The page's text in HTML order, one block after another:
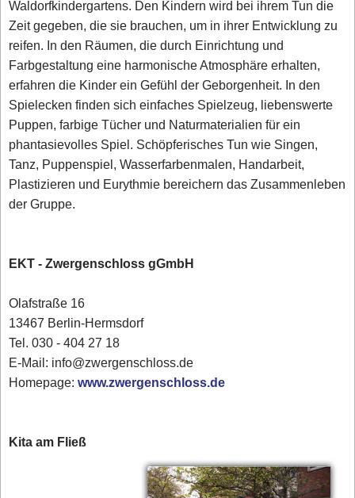
Waldorfkindergartens. Den Kindern wird bei ihrem Tun die
Zeit gegeben, die sie brauchen, um in ihrer Entwicklung zu
reifen. In den Räumen, die durch Einrichtung und
Farbgestaltung eine harmonische Atmosphäre erhalten,
erfahren die Kinder ein Gefühl der Geborgenheit. In den
Spielecken finden sich einfaches Spielzeug, liebenswerte
Puppen, farbige Tücher und Naturmaterialien für ein
phantasievolles Spiel. Schöpferisches Tun wie Singen,
Tanz, Puppenspiel, Wasserfarbenmalen, Handarbeit,
Plastizieren und Eurythmie bereichern das Zusammenleben
der Gruppe.
EKT - Zwergenschloss gGmbH
Olafstraße 16
13467 Berlin-Hermsdorf
Tel. 030 - 404 27 18
E-Mail: info@zwergenschloss.de
Homepage:www.zwergenschloss.de
Kita am Fließ